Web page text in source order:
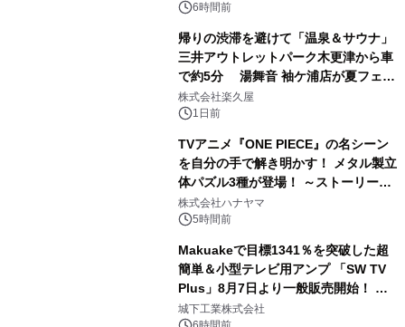
ボグッズも発売決定！
6時間前
帰りの渋滞を避けて「温泉＆サウナ」
三井アウトレットパーク木更津から車
で約5分 湯舞音 袖ケ浦店が夏フェア
メニューを提供
株式会社楽久屋
1日前
TVアニメ『ONE PIECE』の名シーン
を自分の手で解き明かす！ メタル製立
体パズル3種が登場！ ～ストーリーと
ギミックが融合した 大人の体験型パズ
ルが8月7日(金)12時より先行予約受付
株式会社ハナヤマ
5時間前
Makuakeで目標1341％を突破した超
簡単＆小型テレビ用アンプ 「SW TV
Plus」8月7日より一般販売開始！ ケ
ーブル1本つなぐだけ、テレビの音が
城下工業株式会社